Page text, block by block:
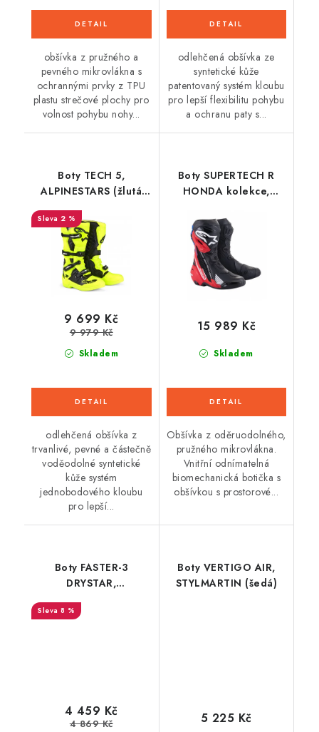
obšívka z pružného a
pevného mikrovlákna s
ochrannými prvky z TPU
plastu strečové plochy pro
volnost pohybu nohy...
odlehčená obšívka ze
syntetické kůže
patentovaný systém kloubu
pro lepší flexibilitu pohybu
a ochranu paty s...
Boty TECH 5,
ALPINESTARS (žlutá
fluo/černá) 2026
2 %
Skladem
9 699 Kč
9 979 Kč
odlehčená obšívka z
trvanlivé, pevné a částečně
voděodolné syntetické
kůže systém
jednobodového kloubu
pro lepší...
Boty SUPERTECH R
HONDA kolekce,
červená
fluo/modrá/bílá) 2026
Skladem
15 989 Kč
Obšívka z oděruodolného,
pružného mikrovlákna.
Vnitřní odnímatelná
biomechanická botička s
obšívkou s prostorové...
Boty FASTER-3
DRYSTAR,
ALPINESTARS
(černá/tmavě šedá)
8 %
4 459 Kč
4 869 Kč
Boty VERTIGO AIR,
STYLMARTIN (šedá)
5 225 Kč